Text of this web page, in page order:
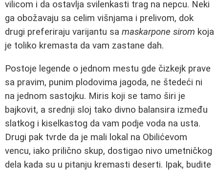
vilicom i da ostavlja svilenkasti trag na nepcu. Neki
ga obožavaju sa celim višnjama i prelivom, dok
drugi preferiraju varijantu sa maskarpone sirom koja
je toliko kremasta da vam zastane dah.
Postoje legende o jednom mestu gde čizkejk prave
sa pravim, punim plodovima jagoda, ne štedeći ni
na jednom sastojku. Miris koji se tamo širi je
bajkovit, a srednji sloj tako divno balansira između
slatkog i kiselkastog da vam podje voda na usta.
Drugi pak tvrde da je mali lokal na Obilićevom
vencu, iako prilično skup, dostigao nivo umetničkog
dela kada su u pitanju kremasti deserti. Ipak, budite